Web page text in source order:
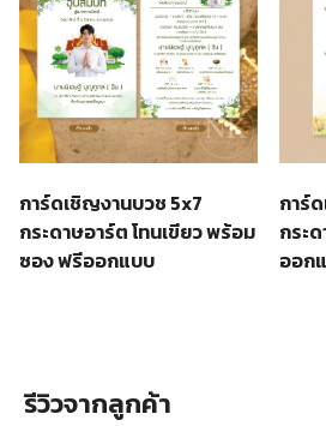
การ์ดเชิญงานบวช 5x7
กระดาษอาร์ต โทนเขียว พร้อม
ซอง ฟรีออกแบบ
การ์
กระ
ออก
รีวิวจากลูกค้า